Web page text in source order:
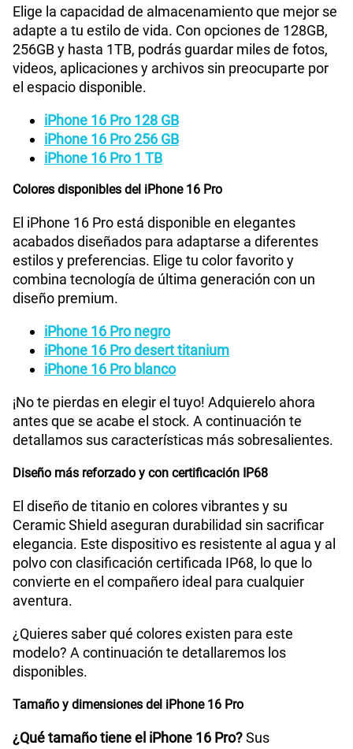
Elige la capacidad de almacenamiento que mejor se
adapte a tu estilo de vida. Con opciones de 128GB,
256GB y hasta 1TB, podrás guardar miles de fotos,
videos, aplicaciones y archivos sin preocuparte por
el espacio disponible.
iPhone 16 Pro 128 GB
iPhone 16 Pro 256 GB
iPhone 16 Pro 1 TB
Colores disponibles del iPhone 16 Pro
El iPhone 16 Pro está disponible en elegantes
acabados diseñados para adaptarse a diferentes
estilos y preferencias. Elige tu color favorito y
combina tecnología de última generación con un
diseño premium.
iPhone 16 Pro negro
iPhone 16 Pro desert titanium
iPhone 16 Pro blanco
¡No te pierdas en elegir el tuyo! Adquierelo ahora
antes que se acabe el stock. A continuación te
detallamos sus características más sobresalientes.
Diseño más reforzado y con certificación IP68
El diseño de titanio en colores vibrantes y su
Ceramic Shield aseguran durabilidad sin sacrificar
elegancia. Este dispositivo es resistente al agua y al
polvo con clasificación certificada IP68, lo que lo
convierte en el compañero ideal para cualquier
aventura.
¿Quieres saber qué colores existen para este
modelo? A continuación te detallaremos los
disponibles.
Tamaño y dimensiones del iPhone 16 Pro
¿Qué tamaño tiene el iPhone 16 Pro?Sus